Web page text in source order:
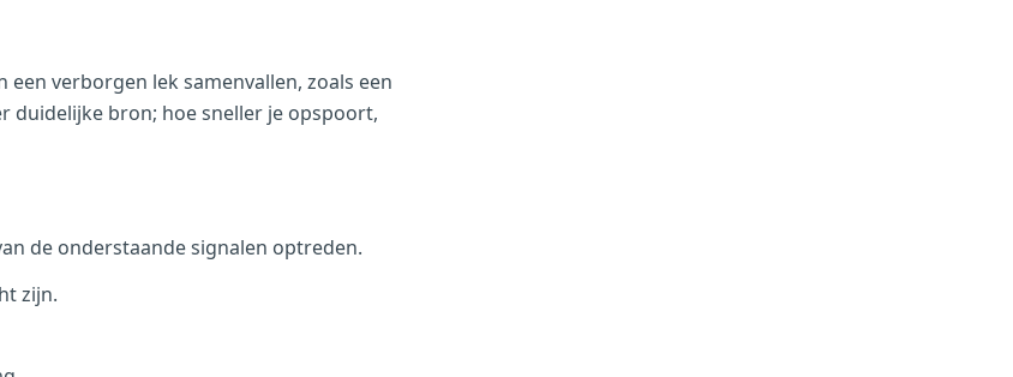
verborgen lek samenvallen, zoals een
duidelijke bron; hoe sneller je opspoort,
de onderstaande signalen optreden.
zijn.